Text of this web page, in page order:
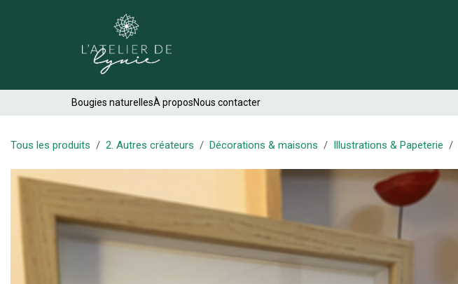
Bougies naturellesÀ proposNous contacter
Tous les produits 2. Autres créateurs Décorations & maisons Illustrations & Papeterie